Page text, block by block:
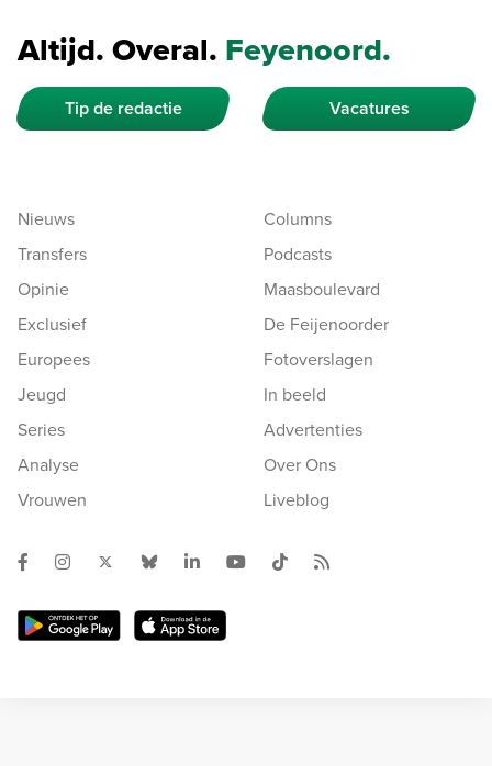
Altijd. Overal. Feyenoord.
Tip de redactie Vacatures
Nieuws
Transfers
Opinie
Exclusief
Europees
Jeugd
Series
Analyse
Vrouwen
Columns
Podcasts
Maasboulevard
De Feijenoorder
Fotoverslagen
In beeld
Advertenties
Over Ons
Liveblog